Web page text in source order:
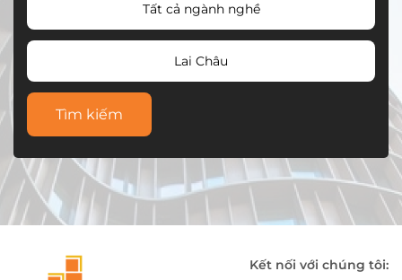
Tất cả ngành nghề
Lai Châu
Tìm kiếm
Kết nối với chúng tôi: